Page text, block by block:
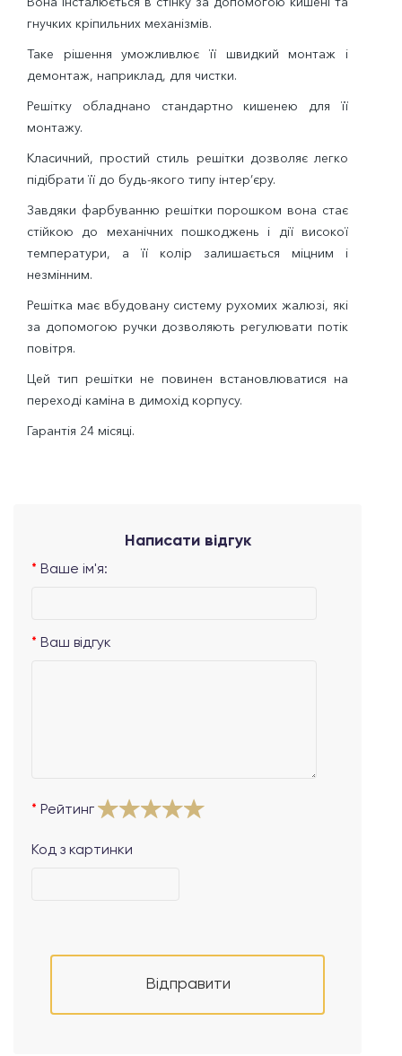
гнучких кріпильних механізмів.
Таке рішення уможливлює її швидкий монтаж і
демонтаж, наприклад, для чистки.
Решітку обладнано стандартно кишенею для її
монтажу.
Класичний, простий стиль решітки дозволяє легко
підібрати її до будь-якого типу інтер’єру.
Завдяки фарбуванню решітки порошком вона стає
стійкою до механічних пошкоджень і дії високої
температури, а її колір залишається міцним і
незмінним.
Решітка має вбудовану систему рухомих жалюзі, які
за допомогою ручки дозволяють регулювати потік
повітря.
Цей тип решітки не повинен встановлюватися на
переході каміна в димохід корпусу.
Гарантія 24 місяці.
Написати відгук
Ваше ім'я:
Ваш відгук
Рейтинг
Код з картинки
Відправити